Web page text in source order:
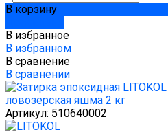
В корзину
В избранное
В избранном
В сравнение
В сравнении
Артикул: 510640002